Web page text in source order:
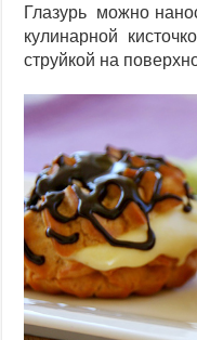
Глазурь можно
кулинарной
струйкой на